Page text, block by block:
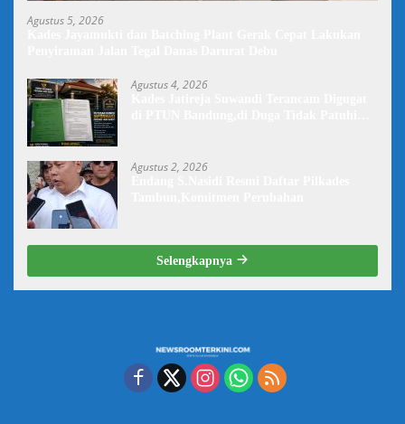
Agustus 5, 2026
Agustus 4, 2026
Agustus 2, 2026
Selengkapnya